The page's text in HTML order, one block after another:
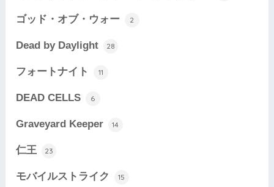
ゴッド・オブ・ウォー 2
Dead by Daylight 28
フォートナイト 11
DEAD CELLS 6
Graveyard Keeper 14
仁王 23
モバイルストライク 15